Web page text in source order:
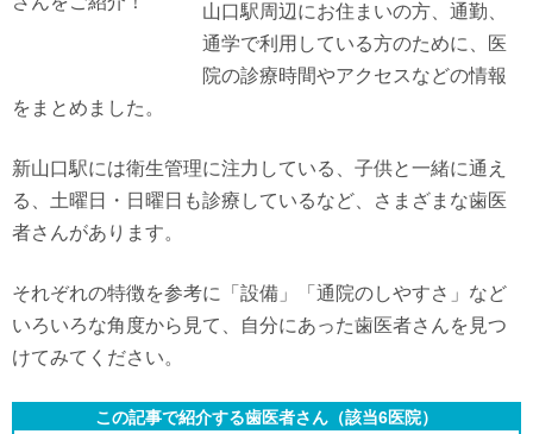
山口駅周辺にお住まいの方、通勤、
通学で利用している方のために、医
院の診療時間やアクセスなどの情報
をまとめました。
新山口駅には衛生管理に注力している、子供と一緒に通え
る、土曜日・日曜日も診療しているなど、さまざまな歯医
者さんがあります。
それぞれの特徴を参考に「設備」「通院のしやすさ」など
いろいろな角度から見て、自分にあった歯医者さんを見つ
けてみてください。
この記事で紹介する歯医者さん（該当6医院）